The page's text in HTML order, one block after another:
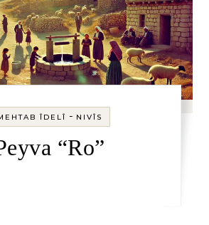
ÎDELÎ - NIVÎS
“Ro”